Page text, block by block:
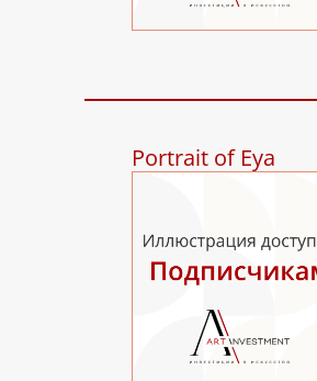
Portrait of Eya